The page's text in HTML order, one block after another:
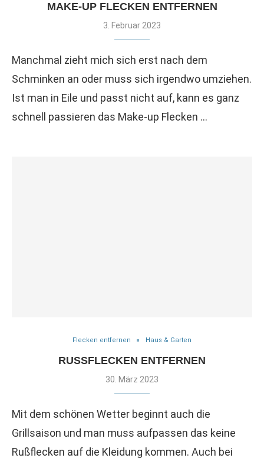
MAKE-UP FLECKEN ENTFERNEN
3. Februar 2023
Manchmal zieht mich sich erst nach dem
Schminken an oder muss sich irgendwo umziehen.
Ist man in Eile und passt nicht auf, kann es ganz
schnell passieren das Make-up Flecken …
Flecken entfernen Haus & Garten
RUSSFLECKEN ENTFERNEN
30. März 2023
Mit dem schönen Wetter beginnt auch die
Grillsaison und man muss aufpassen das keine
Rußflecken auf die Kleidung kommen. Auch bei